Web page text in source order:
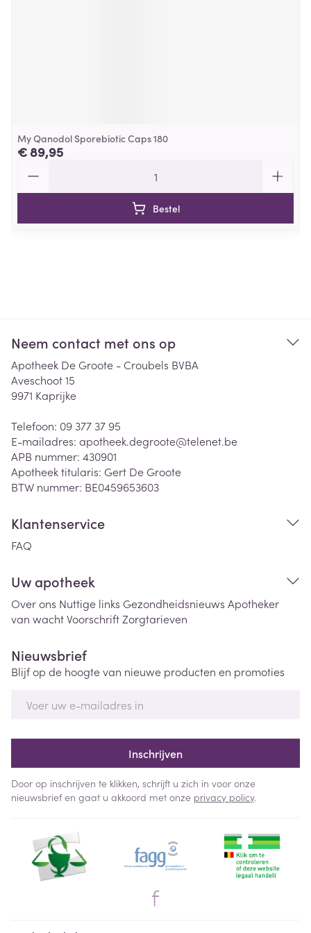
My Qanodol Sporebiotic Caps 180
€ 89,95
Bestel
Neem contact met ons op
Apotheek De Groote - Croubels BVBA
Aveschoot 15
9971 Kaprijke
Telefoon: 09 377 37 95
E-mailadres: apotheek.degroote@telenet.be
APB nummer: 430901
Apotheek titularis: Gert De Groote
BTW nummer: BE0459653603
Klantenservice
FAQ
Uw apotheek
Over ons Nuttige links Gezondheidsnieuws Apotheker
van wachtVoorschriftZorgtarieven
Nieuwsbrief
Blijf op de hoogte van nieuwe producten en promoties
Inschrijven
Door op inschrijven te klikken, schrijft u zich in voor onze
nieuwsbrief en gaat u akkoord met onze privacy policy.